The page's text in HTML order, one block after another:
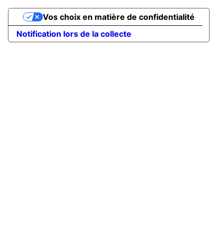
Notification lors de la collecte
Vos choix en matière de confidentialité